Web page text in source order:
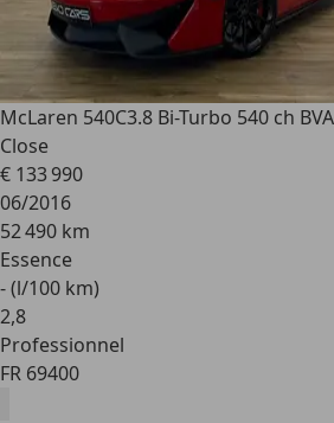
McLaren 540C3.8 Bi-Turbo 540 ch
Close
€ 133 990
06/2016
52 490 km
Essence
- (l/100 km)
2,8
Professionnel
FR 69400